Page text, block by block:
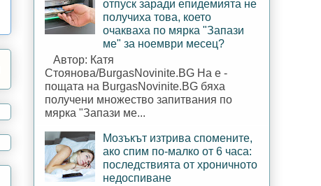
отпуск заради епидемията не
получиха това, което
очакваха по мярка "Запази
ме" за ноември месец?
Автор: Катя
Стоянова/BurgasNovinite.BG На е -
пощата на BurgasNovinite.BG бяха
получени множество запитвания по
мярка "Запази ме...
Мозъкът изтрива спомените,
ако спим по-малко от 6 часа:
последствията от хроничното
недоспиване